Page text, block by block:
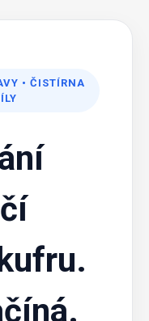
• ČISTÍRNA